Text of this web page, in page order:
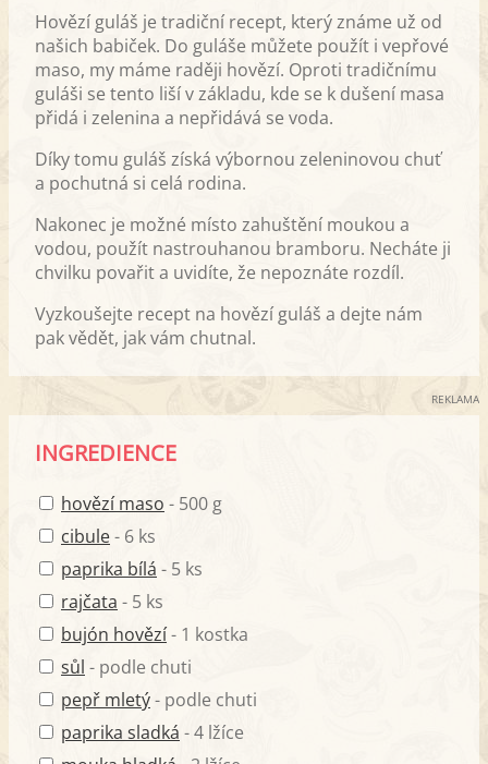
Hovězí guláš je tradiční recept, který známe už od
našich babiček. Do guláše můžete použít i vepřové
maso, my máme raději hovězí. Oproti tradičnímu
guláši se tento liší v základu, kde se k dušení masa
přidá i zelenina a nepřidává se voda.
Díky tomu guláš získá výbornou zeleninovou chuť
a pochutná si celá rodina.
Nakonec je možné místo zahuštění moukou a
vodou, použít nastrouhanou bramboru. Necháte ji
chvilku povařit a uvidíte, že nepoznáte rozdíl.
Vyzkoušejte recept na hovězí guláš a dejte nám
pak vědět, jak vám chutnal.
REKLAMA
INGREDIENCE
hovězí maso - 500 g
cibule- 6 ks
paprika bílá - 5 ks
rajčata - 5 ks
bujón hovězí- 1 kostka
sůl - podle chuti
pepř mletý- podle chuti
paprika sladká - 4 lžíce